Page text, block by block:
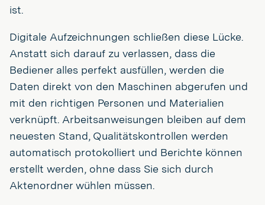
ist.
Digitale Aufzeichnungen schließen diese Lücke.
Anstatt sich darauf zu verlassen, dass die
Bediener alles perfekt ausfüllen, werden die
Daten direkt von den Maschinen abgerufen und
mit den richtigen Personen und Materialien
verknüpft. Arbeitsanweisungen bleiben auf dem
neuesten Stand, Qualitätskontrollen werden
automatisch protokolliert und Berichte können
erstellt werden, ohne dass Sie sich durch
Aktenordner wühlen müssen.